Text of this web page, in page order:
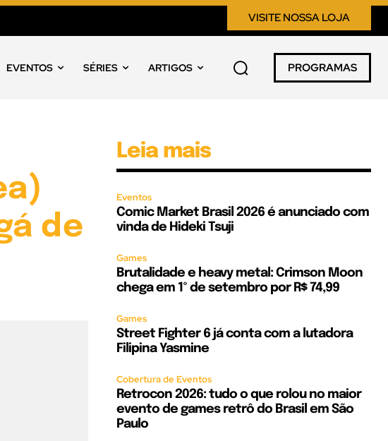
VISITE NOSSA LOJA
EVENTOS SÉRIES ARTIGOS PROGRAMAS
de
Leia mais
Eventos
Comic Market Brasil 2026 é anunciado com
vinda de Hideki Tsuji
Games
Brutalidade e heavy metal: Crimson Moon
chega em 1º de setembro por R$ 74,99
Games
Street Fighter 6 já conta com a lutadora
Filipina Yasmine
Cobertura de Eventos
Retrocon 2026: tudo o que rolou no maior
evento de games retrô do Brasil em São
Paulo